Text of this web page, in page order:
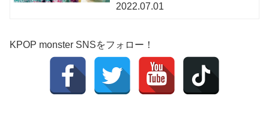
2022.07.01
KPOP monster SNSをフォロー！